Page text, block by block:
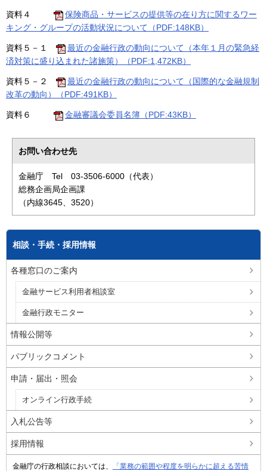
資料４
保険商品・サービスの提供等の在り方に関するワー
キング・グループの活動状況について（PDF:148KB）
資料５－１
最近の金融行政の動向について（本年１月の緊急経
済対策に盛り込まれた諸施策）（PDF:1,472KB）
資料５－２
最近の金融行政の動向について（国際的な金融規制
改革の動向）（PDF:491KB）
資料６ 金融審議会委員名簿（PDF:43KB）
お問い合わせ先
金融庁 Tel 03-3506-6000（代表）
総務企画局企画課
（内線3645、3520）
相談・手続・採用情報
各種窓口のご案内
金融サービス利用者相談室
金融行政モニター
情報公開等
パブリックコメント
申請・届出・照会
オンライン行政手続
入札公告等
採用情報
金融庁の行政相談においては、
「業務の範囲や程度を明らかに超える苦情